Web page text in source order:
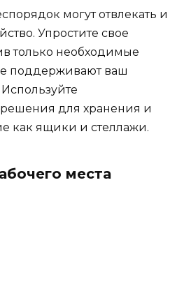
могут отвлекать и
Упростите свое
только необходимые
поддерживают ваш
для хранения и
как ящики и стеллажи.
места